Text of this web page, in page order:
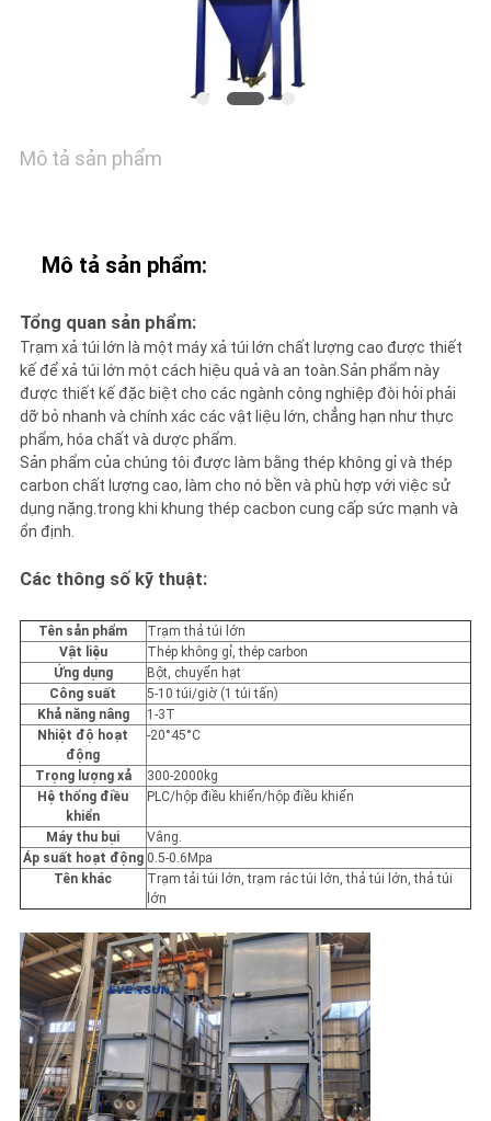
BÁO
ĐỒ
TRANG
WEB
CHÍNH
SÁCH
BẢO
MẬT
Mô tả sản phẩm
Mô tả sản phẩm:
Tổng quan sản phẩm:
Trạm xả túi lớn là một máy xả túi lớn chất lượng cao được thiết
kế để xả túi lớn một cách hiệu quả và an toàn.Sản phẩm này
được thiết kế đặc biệt cho các ngành công nghiệp đòi hỏi phải
dỡ bỏ nhanh và chính xác các vật liệu lớn, chẳng hạn như thực
phẩm, hóa chất và dược phẩm.
Sản phẩm của chúng tôi được làm bằng thép không gỉ và thép
carbon chất lượng cao, làm cho nó bền và phù hợp với việc sử
dụng nặng.trong khi khung thép cacbon cung cấp sức mạnh và
ổn định.
Các thông số kỹ thuật:
Tên sản phẩm
Trạm thả túi lớn
Vật liệu
Thép không gỉ, thép carbon
Ứng dụng
Bột, chuyển hạt
Công suất
5-10 túi/giờ (1 túi tấn)
Khả năng nâng
1-3T
Nhiệt độ hoạt
động
-20°45°C
Trọng lượng xả
300-2000kg
Hệ thống điều
khiển
PLC/hộp điều khiển/hộp điều khiển
Máy thu bụi
Vâng.
Áp suất hoạt động 0.5-0.6Mpa
Tên khác
Trạm tải túi lớn, trạm rác túi lớn, thả túi lớn, thả túi
lớn